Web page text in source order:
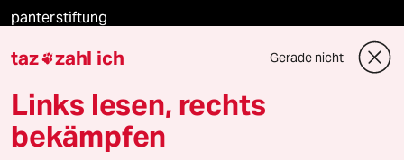
panterstiftung
panterpreis 2026
Podcast
taz zahl ich Gerade nicht
Links lesen, rechts
bekämpfen